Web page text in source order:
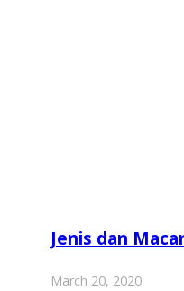
Jenis dan
March 20, 2020